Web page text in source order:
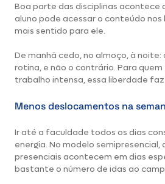
Boa parte das disciplinas acontece
aluno pode acessar o conteúdo
mais sentido para ele.
De manhã cedo, no almoço, à
rotina, e não o contrário. Para
trabalho intensa, essa liberdade
Menos deslocamentos na
Ir até a faculdade todos os dias
energia. No modelo semipresencial,
presenciais acontecem em dias
bastante o número de idas ao